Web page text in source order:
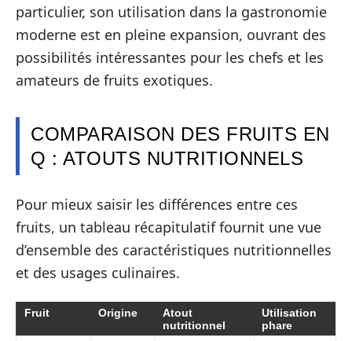
particulier, son utilisation dans la gastronomie
moderne est en pleine expansion, ouvrant des
possibilités intéressantes pour les chefs et les
amateurs de fruits exotiques.
COMPARAISON DES FRUITS EN
Q : ATOUTS NUTRITIONNELS
Pour mieux saisir les différences entre ces
fruits, un tableau récapitulatif fournit une vue
d’ensemble des caractéristiques nutritionnelles
et des usages culinaires.
Fruit Origine
Atout
nutritionnel
Utilisation
phare